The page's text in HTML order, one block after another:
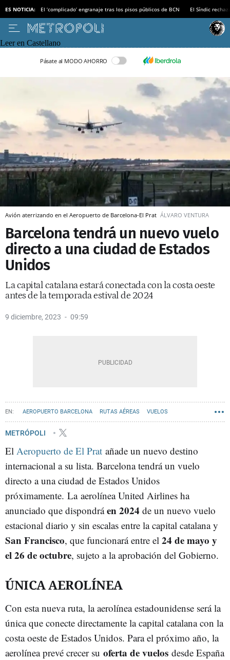
ES NOTICIA: El ‘complicado’ engranaje tras los pisos públicos de BCN El Síndic
Leer en Castellano
Pásate al MODO AHORRO
Avión aterrizando en el Aeropuerto de Barcelona-El Prat ÁLVARO VENTURA
Barcelona tendrá un nuevo vuelo
directo a una ciudad de Estados
Unidos
La capital catalana estará conectada con la costa oeste
antes de la temporada estival de 2024
9 diciembre, 2023 09:59
AEROPUERTO BARCELONA RUTAS AÉREAS VUELOS
AEROLÍNEAS
METRÓPOLI
El Aeropuerto de El Prat añade un nuevo destino
internacional a su lista. Barcelona tendrá un vuelo
directo a una ciudad de Estados Unidos
próximamente. La aerolínea United Airlines ha
anunciado que dispondráen 2024 de un nuevo vuelo
estacional diario y sin escalas entre la capital catalana y
San Francisco, que funcionará entre el 24 de mayo y
el 26 de octubre, sujeto a la aprobación del Gobierno.
ÚNICA AEROLÍNEA
Con esta nueva ruta, la aerolínea estadounidense será la
única que conecte directamente la capital catalana con la
costa oeste de Estados Unidos. Para el próximo año, la
aerolínea prevé crecer su oferta de vuelos desde España